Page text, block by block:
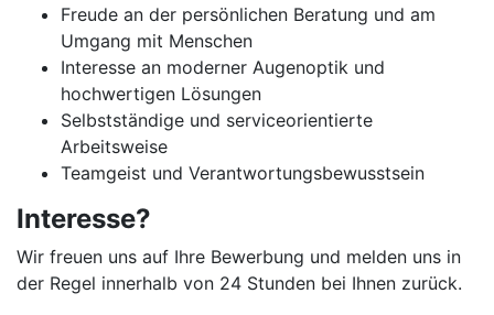
Freude an der persönlichen Beratung und am
Umgang mit Menschen
Interesse an moderner Augenoptik und
hochwertigen Lösungen
Selbstständige und serviceorientierte
Arbeitsweise
Teamgeist und Verantwortungsbewusstsein
Interesse?
Wir freuen uns auf Ihre Bewerbung und melden uns in
der Regel innerhalb von 24 Stunden bei Ihnen zurück.